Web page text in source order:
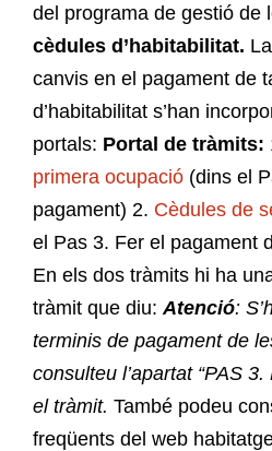
del programa de gestió de
cèdules d’habitabilitat.
canvis en el pagament de
d’habitabilitat s’han
portals: Portal de tràmits:
primera ocupació (dins el
pagament) 2. Cèdules de
el Pas 3. Fer el pagament
En els dos tràmits hi ha
tràmit que diu: Atenció:
terminis de pagament de
consulteu l’apartat “PAS
el tràmit. També podeu
freqüents del web